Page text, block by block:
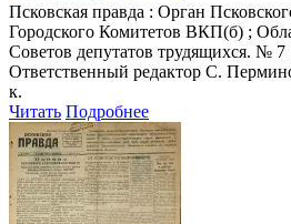
Псковская правда : Орган
Городского Комитетов ВКП(б) ;
Советов депутатов трудящихся. № 7
Ответственный редактор С.
к.
Читать Подробнее